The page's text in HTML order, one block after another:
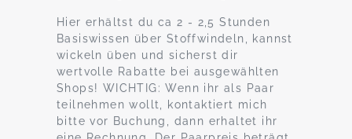
Hier erhältst du ca 2 - 2,5 Stunden
Basiswissen über Stoffwindeln, kannst
wickeln üben und sicherst dir
wertvolle Rabatte bei ausgewählten
Shops! WICHTIG: Wenn ihr als Paar
teilnehmen wollt, kontaktiert mich
bitte vor Buchung, dann erhaltet ihr